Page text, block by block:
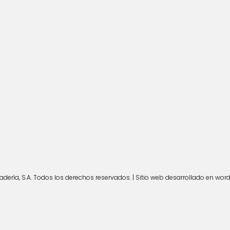
S.A. Todos los derechos reservados. | Sitio web desarrollado en